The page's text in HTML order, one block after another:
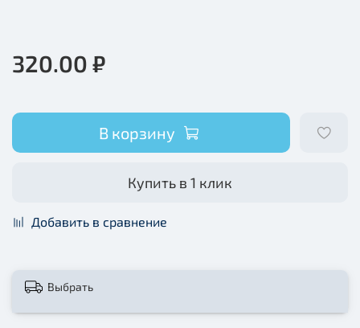
320.00 ₽
В корзину
Купить в 1 клик
Добавить в сравнение
Выбрать